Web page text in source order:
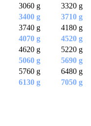
3060 g 3320 g
3400 g 3710 g
3740 g 4180 g
4070 g 4520 g
4620 g 5220 g
5060 g 5690 g
5760 g 6480 g
6130 g 7050 g